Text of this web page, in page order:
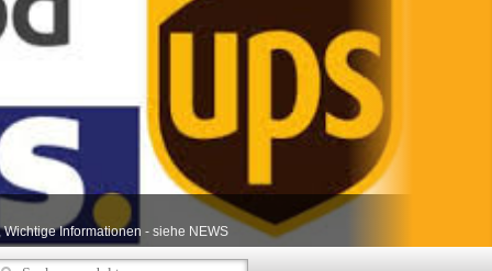
Wichtige Informationen - siehe NEWS